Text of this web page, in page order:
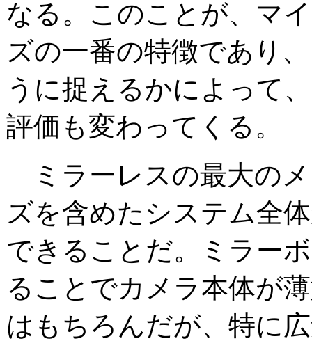
なる。このことが、マ
ズの一番の特徴であり
うに捉えるかによって
評価も変わってくる。
ミラーレスの最大の
ズを含めたシステム全
できることだ。ミラー
ることでカメラ本体が
はもちろんだが、特に